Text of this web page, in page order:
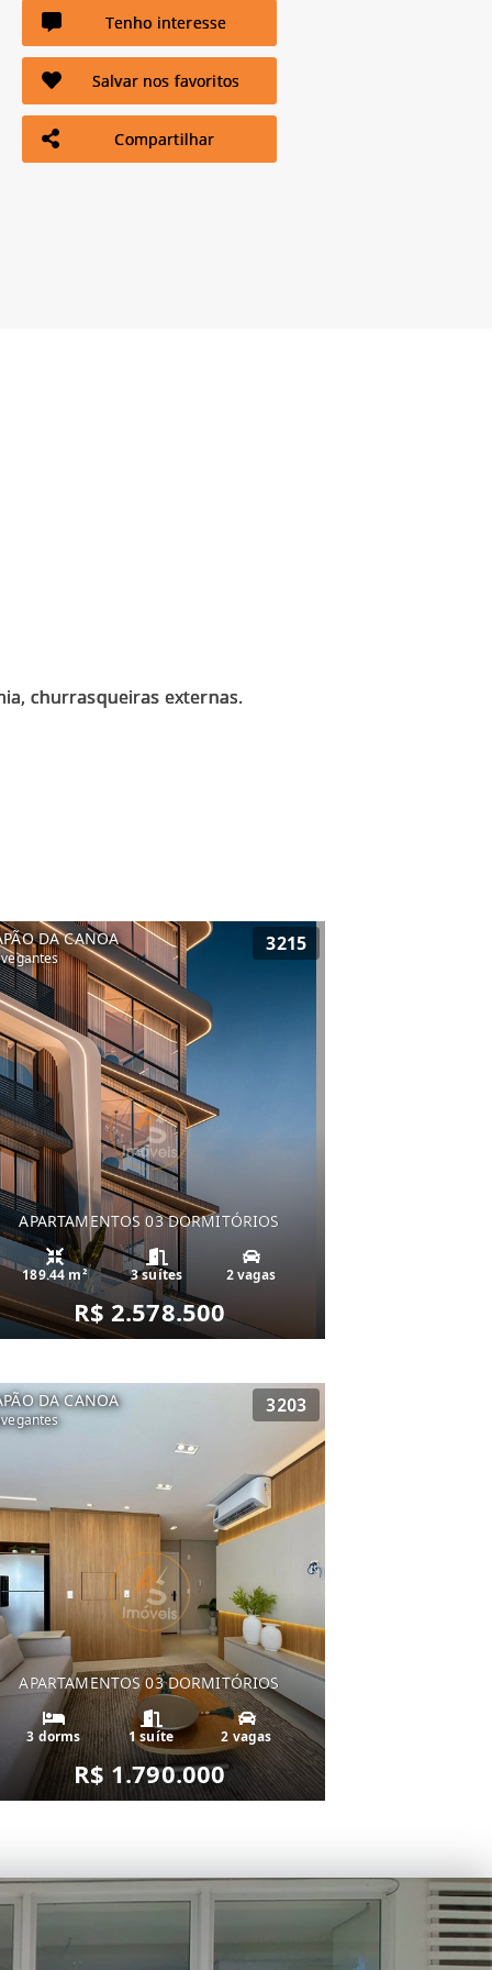
Tenho interesse
Salvar nos favoritos
Compartilhar
churrasqueiras externas.
DA CANOA 3215
APARTAMENTOS 03 DORMITÓRIOS
189.44 m² 3 suítes 2 vagas
R$ 2.578.500
DA CANOA 3203
APARTAMENTOS 03 DORMITÓRIOS
3 dorms 1 suíte 2 vagas
R$ 1.790.000